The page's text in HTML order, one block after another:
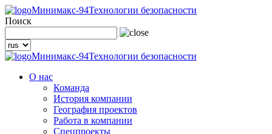
Минимакс-94Технологии безопасности
Поиск
Минимакс-94Технологии безопасности
О нас
Команда
История компании
География проектов
Работа в компании
Спецпроекты